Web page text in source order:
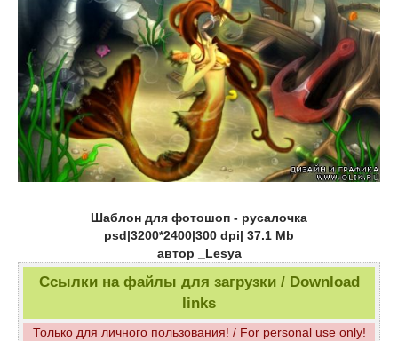
Шаблон для фотошоп - русалочка
psd|3200*2400|300 dpi| 37.1 Mb
автор _Lesya
Ссылки на файлы для загрузки / Download
links
Только для личного пользования! / For personal use only!